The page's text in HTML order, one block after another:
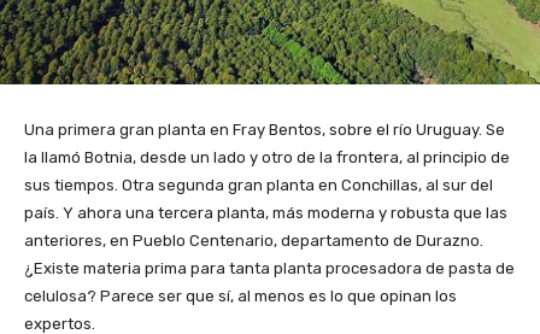
Una primera gran planta en Fray Bentos, sobre el río Uruguay. Se
la llamó Botnia, desde un lado y otro de la frontera, al principio de
sus tiempos. Otra segunda gran planta en Conchillas, al sur del
país. Y ahora una tercera planta, más moderna y robusta que las
anteriores, en Pueblo Centenario, departamento de Durazno.
¿Existe materia prima para tanta planta procesadora de pasta de
celulosa? Parece ser que sí, al menos es lo que opinan los
expertos.